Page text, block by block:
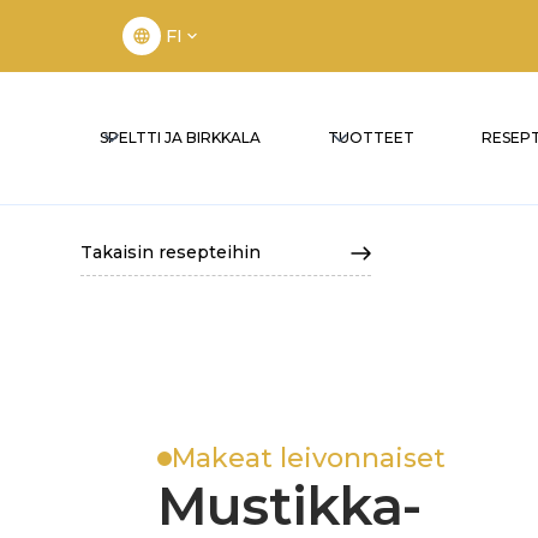
FI
SPELTTI JA BIRKKALA TUOTTEET
Takaisin resepteihin
Makeat leivonnaiset
Mustikka-